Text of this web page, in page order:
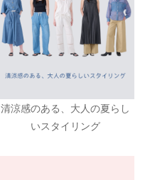
清涼感のある、大人の夏らし
いスタイリング